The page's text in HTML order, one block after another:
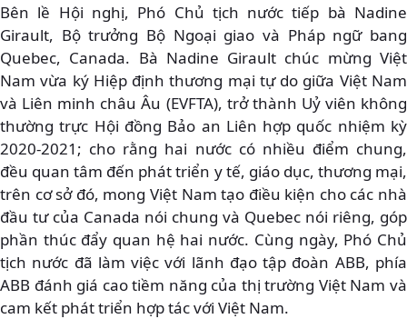
Bên lề Hội nghị, Phó Chủ tịch nước tiếp bà Nadine
Girault, Bộ trưởng Bộ Ngoại giao và Pháp ngữ bang
Quebec, Canada. Bà Nadine Girault chúc mừng Việt
Nam vừa ký Hiệp định thương mại tự do giữa Việt Nam
và Liên minh châu Âu (EVFTA), trở thành Uỷ viên không
thường trực Hội đồng Bảo an Liên hợp quốc nhiệm kỳ
2020-2021; cho rằng hai nước có nhiều điểm chung,
đều quan tâm đến phát triển y tế, giáo dục, thương mại,
trên cơ sở đó, mong Việt Nam tạo điều kiện cho các nhà
đầu tư của Canada nói chung và Quebec nói riêng, góp
phần thúc đẩy quan hệ hai nước. Cùng ngày, Phó Chủ
tịch nước đã làm việc với lãnh đạo tập đoàn ABB, phía
ABB đánh giá cao tiềm năng của thị trường Việt Nam và
cam kết phát triển hợp tác với Việt Nam.